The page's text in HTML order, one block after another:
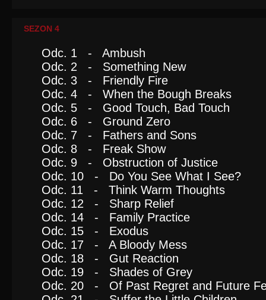
SEZON 4
Odc. 1 - Ambush
Odc. 2 - Something New
Odc. 3 - Friendly Fire
Odc. 4 - When the Bough Breaks
Odc. 5 - Good Touch, Bad Touch
Odc. 6 - Ground Zero
Odc. 7 - Fathers and Sons
Odc. 8 - Freak Show
Odc. 9 - Obstruction of Justice
Odc. 10 - Do You See What I See?
Odc. 11 - Think Warm Thoughts
Odc. 12 - Sharp Relief
Odc. 14 - Family Practice
Odc. 15 - Exodus
Odc. 17 - A Bloody Mess
Odc. 18 - Gut Reaction
Odc. 19 - Shades of Grey
Odc. 20 - Of Past Regret and Future